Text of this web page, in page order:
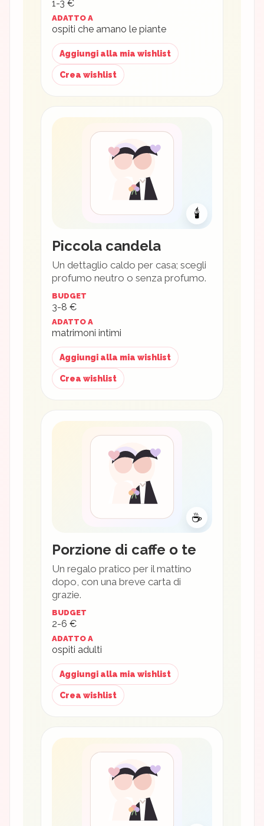
1-3 €
ADATTO A
ospiti che amano le piante
Aggiungi alla mia wishlist
Crea wishlist
🕯
Piccola candela
Un dettaglio caldo per casa; scegli
profumo neutro o senza profumo.
BUDGET
3-8 €
ADATTO A
matrimoni intimi
Aggiungi alla mia wishlist
Crea wishlist
☕
Porzione di caffe o te
Un regalo pratico per il mattino
dopo, con una breve carta di
grazie.
BUDGET
2-6 €
ADATTO A
ospiti adulti
Aggiungi alla mia wishlist
Crea wishlist